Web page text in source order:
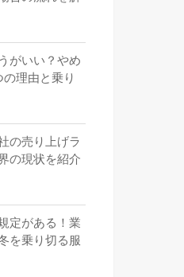
がいい？やめ
理由と乗り
の売り上げラ
の現状を紹介
定がある！業
を乗り切る服